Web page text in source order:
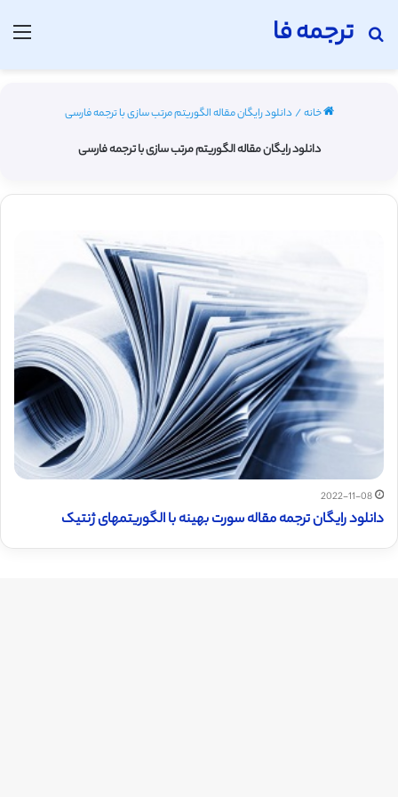
ترجمه فا
جستجو برای
خانه/ دانلود رایگان مقاله الگوریتم مرتب سازی با ترجمه فارسی
دانلود رایگان مقاله الگوریتم مرتب سازی با ترجمه فارسی
2022-11-08
دانلود رایگان ترجمه مقاله سورت بهینه با الگوریتمهای ژنتیک